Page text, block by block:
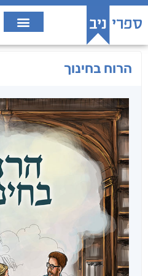
הרוח בחינוך